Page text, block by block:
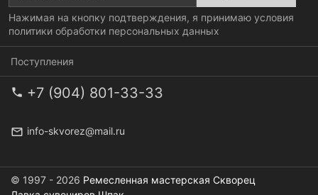
Нажимая на кнопку подтверждения, я принимаю условия
политики обработки персональных данных
Поступления
+7 (904) 801-33-33
info-skvorez@mail.ru
© 1997 - 2026 Ремесленная мастерская Скворец